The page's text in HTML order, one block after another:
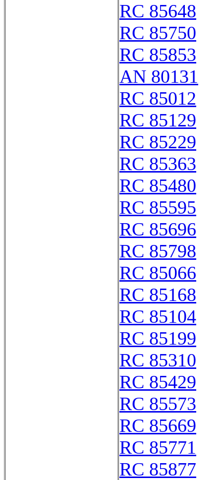
RC 85648
RC 85750
RC 85853
AN 80131
RC 85012
RC 85129
RC 85229
RC 85363
RC 85480
RC 85595
RC 85696
RC 85798
RC 85066
RC 85168
RC 85104
RC 85199
RC 85310
RC 85429
RC 85573
RC 85669
RC 85771
RC 85877